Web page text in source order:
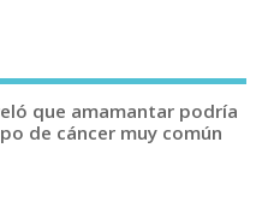
que amamantar podría
de cáncer muy común